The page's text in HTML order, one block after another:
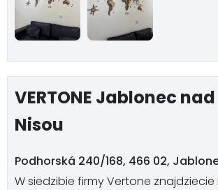
VERTONE Jablonec nad
Nisou
Podhorská 240/168, 466 02,
W siedzibie firmy Vertone